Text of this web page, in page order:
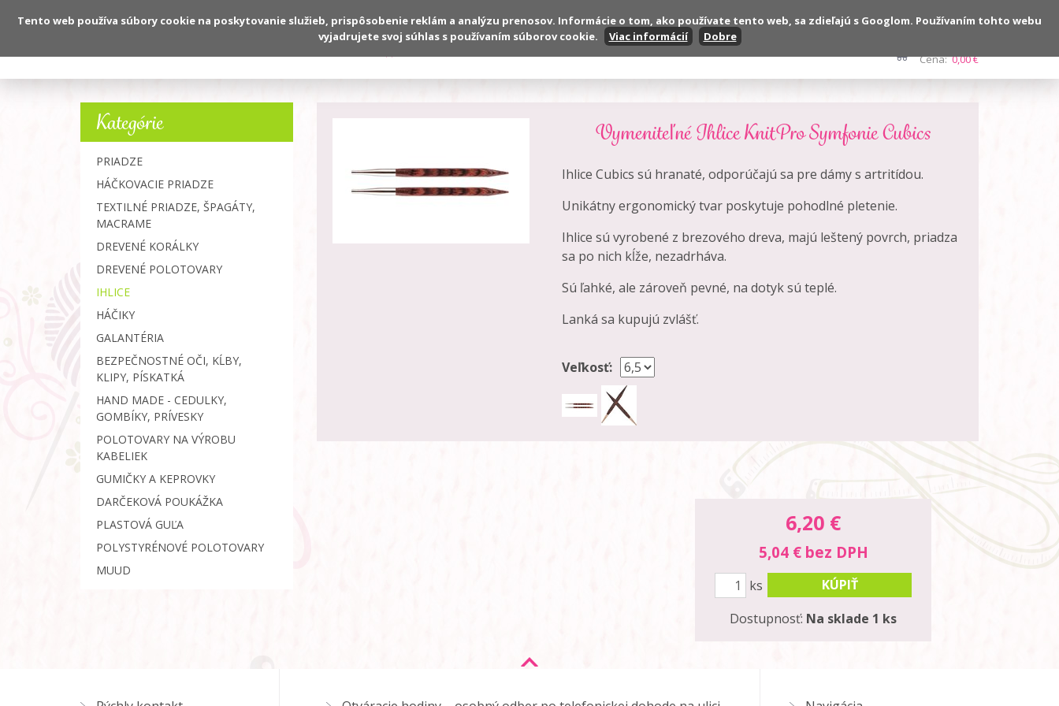
O nás Produkty VOP Reklamačné podmienky Kontakt
Cena:0,00 €
Vymeniteľné Ihlice KnitPro Symfonie Cubics
Ihlice Cubics sú hranaté, odporúčajú sa pre dámy s artritídou.
Unikátny ergonomický tvar poskytuje pohodlné pletenie.
Ihlice sú vyrobené z brezového dreva, majú leštený povrch, priadza
sa po nich kĺže, nezadrháva.
Sú ľahké, ale zároveň pevné, na dotyk sú teplé.
Lanká sa kupujú zvlášť.
Veľkosť:
6,20 €
5,04 € bez DPH
ks
KÚPIŤ
Dostupnosť: Na sklade 1 ks
Kategórie
PRIADZE
HÁČKOVACIE PRIADZE
TEXTILNÉ PRIADZE, ŠPAGÁTY,
MACRAME
DREVENÉ KORÁLKY
DREVENÉ POLOTOVARY
IHLICE
HÁČIKY
GALANTÉRIA
BEZPEČNOSTNÉ OČI, KĹBY,
KLIPY, PÍSKATKÁ
HAND MADE - CEDULKY,
GOMBÍKY, PRÍVESKY
POLOTOVARY NA VÝROBU
KABELIEK
GUMIČKY A KEPROVKY
DARČEKOVÁ POUKÁŽKA
PLASTOVÁ GUĽA
POLYSTYRÉNOVÉ POLOTOVARY
MUUD
Tento web používa súbory cookie na poskytovanie služieb, prispôsobenie reklám a analýzu prenosov. Informácie o tom, ako používate tento web, sa zdieľajú s Googlom. Používaním tohto webu
vyjadrujete svoj súhlas s používaním súborov cookie.
Viac informácií Dobre